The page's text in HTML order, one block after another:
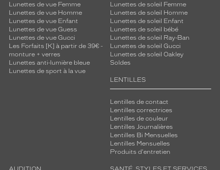
Lunettes de vue Femme
Lunettes de vue Homme
Lunettes de vue Enfant
Lunettes de vue Guess
Lunettes de vue Gucci
Les Forfaits [K] à partir de 39€ -
monture + verres
Lunettes anti-lumière bleue
Lunettes de sport à la vue
Lunettes de soleil Femme
Lunettes de soleil Homme
Lunettes de soleil Enfant
Lunettes de soleil bébé
Lunettes de soleil Ray-Ban
Lunettes de soleil Gucci
Lunettes de soleil Oakley
Soldes
LENTILLES
Lentilles de contact
Lentilles correctrices
Lentilles de couleur
Lentilles Journalières
Lentilles Bi Mensuelles
Lentilles Mensuelles
Produits d'entretien